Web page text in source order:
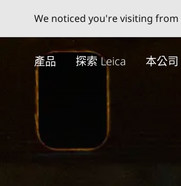
We noticed you're visiting from
content
產品 探索 Leica 本公司